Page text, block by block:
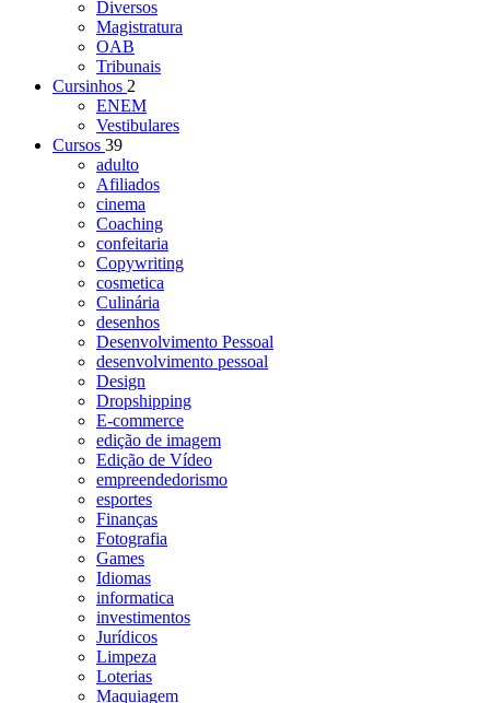
Diversos
Magistratura
OAB
Tribunais
Cursinhos 2
ENEM
Vestibulares
Cursos 39
adulto
Afiliados
cinema
Coaching
confeitaria
Copywriting
cosmetica
Culinária
desenhos
Desenvolvimento Pessoal
desenvolvimento pessoal
Design
Dropshipping
E-commerce
edição de imagem
Edição de Vídeo
empreendedorismo
esportes
Finanças
Fotografia
Games
Idiomas
informatica
investimentos
Jurídicos
Limpeza
Loterias
Maquiagem